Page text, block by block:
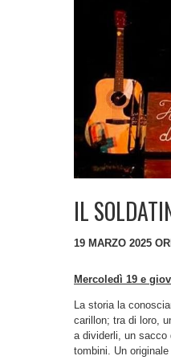
IL
19 MARZO 2025
Mercoledì 19 e
La storia la
carillon; tra di loro,
a dividerli, un sacco
tombini. Un